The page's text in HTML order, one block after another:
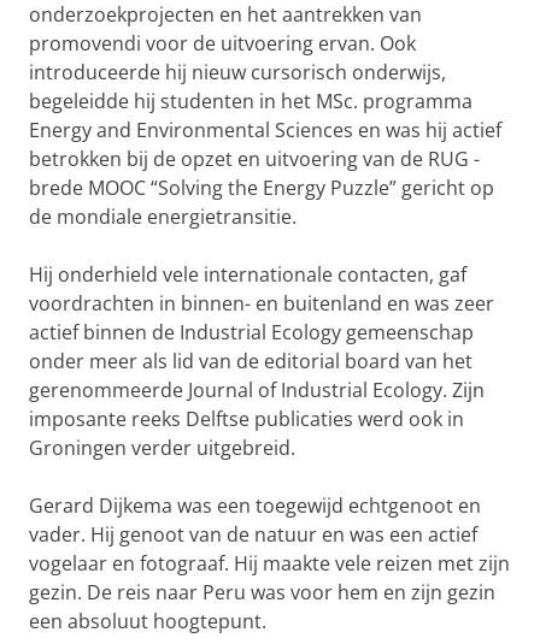
onderzoekprojecten en het aantrekken van
promovendi voor de uitvoering ervan. Ook
introduceerde hij nieuw cursorisch onderwijs,
begeleidde hij studenten in het MSc. programma
Energy and Environmental Sciences en was hij actief
betrokken bij de opzet en uitvoering van de RUG -
brede MOOC “Solving the Energy Puzzle” gericht op
de mondiale energietransitie.
Hij onderhield vele internationale contacten, gaf
voordrachten in binnen- en buitenland en was zeer
actief binnen de Industrial Ecology gemeenschap
onder meer als lid van de editorial board van het
gerenommeerde Journal of Industrial Ecology. Zijn
imposante reeks Delftse publicaties werd ook in
Groningen verder uitgebreid.
Gerard Dijkema was een toegewijd echtgenoot en
vader. Hij genoot van de natuur en was een actief
vogelaar en fotograaf. Hij maakte vele reizen met zijn
gezin. De reis naar Peru was voor hem en zijn gezin
een absoluut hoogtepunt.